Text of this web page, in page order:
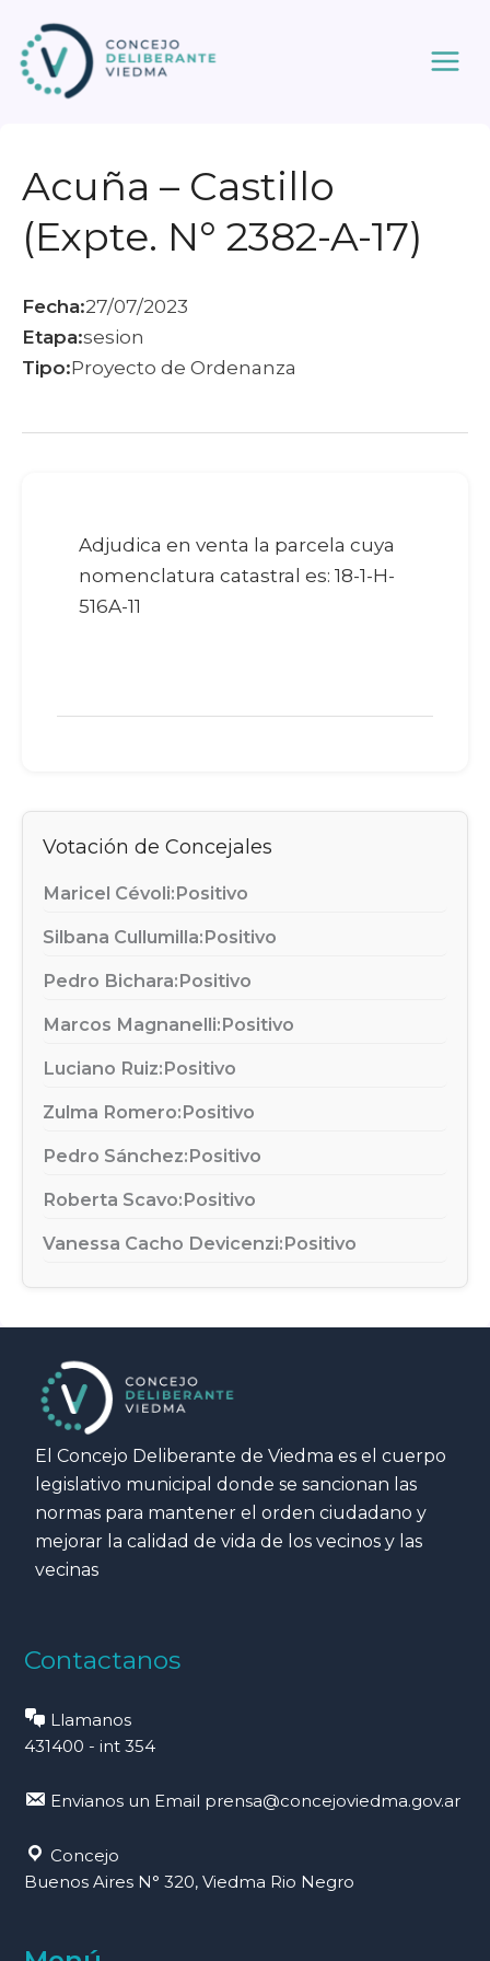
contenido
Acuña – Castillo
(Expte. N° 2382-A-17)
Fecha:27/07/2023
Etapa:sesion
Tipo:Proyecto de Ordenanza
Adjudica en venta la parcela cuya
nomenclatura catastral es: 18-1-H-
516A-11
Votación de Concejales
Maricel Cévoli:Positivo
Silbana Cullumilla:Positivo
Pedro Bichara:Positivo
Marcos Magnanelli:Positivo
Luciano Ruiz:Positivo
Zulma Romero:Positivo
Pedro Sánchez:Positivo
Roberta Scavo:Positivo
Vanessa Cacho Devicenzi:Positivo
El Concejo Deliberante de Viedma es el cuerpo
legislativo municipal donde se sancionan las
normas para mantener el orden ciudadano y
mejorar la calidad de vida de los vecinos y las
vecinas
Contactanos
Llamanos
431400 - int 354
Envianos un Email prensa@concejoviedma.gov.ar
Concejo
Buenos Aires N° 320, Viedma Rio Negro